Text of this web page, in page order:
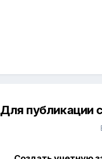
Для публикации